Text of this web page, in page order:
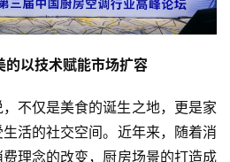
的以技术赋能市场扩容
不仅是美食的诞生之地，更是家
活的社交空间。近年来，随着消
理念的改变，厨房场景的打造成